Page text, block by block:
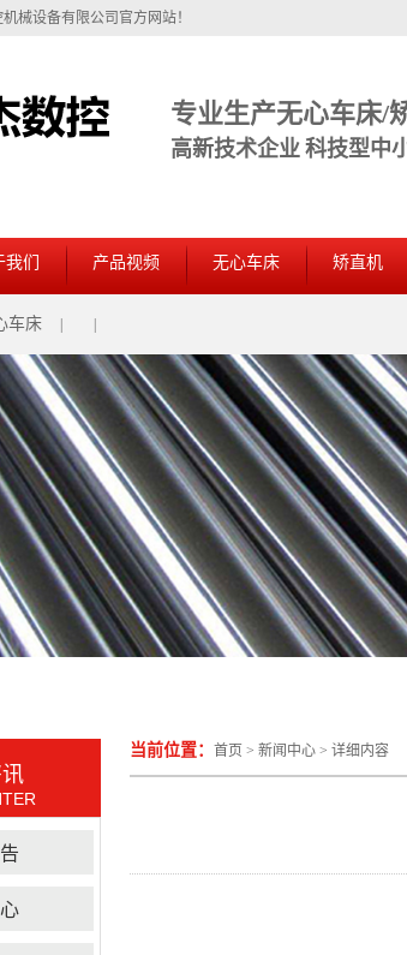
械设备有限公司官方网站！
专业生产无心车床/
高新技术企业 科技型中
们 产品视频 无心车床 矫直机
车床
当前位置： 首页 > 新闻中心 > 详细内容